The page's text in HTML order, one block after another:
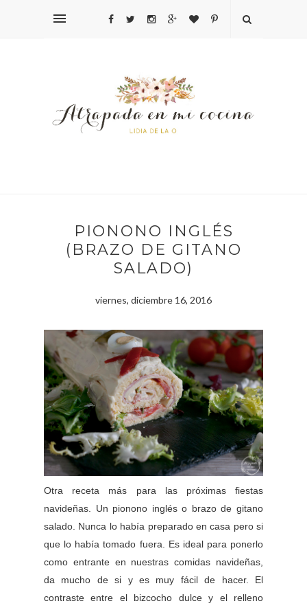
PIONONO INGLÉS
(BRAZO DE GITANO
SALADO)
viernes, diciembre 16, 2016
Otra receta más para las próximas fiestas
navideñas. Un pionono inglés o brazo de gitano
salado. Nunca lo había preparado en casa pero si
que lo había tomado fuera. Es ideal para ponerlo
como entrante en nuestras comidas navideñas,
da mucho de si y es muy fácil de hacer. El
contraste entre el bizcocho dulce y el relleno